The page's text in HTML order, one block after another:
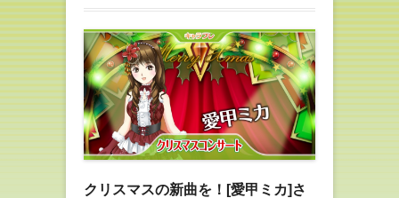
クリスマスの新曲を！[愛甲ミカ]さ